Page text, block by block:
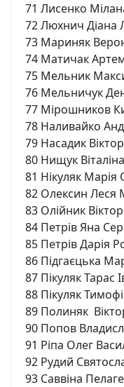
71 Лисенко
72 Люхнич Діана
73 Мариняк
74 Матичак
75 Мельник
76 Мельничук
77 Мірошников
78 Наливайко
79 Насадик
80 Нищук Віталіна
81 Нікуляк Марія
82 Олексин Леся
83 Олійник
84 Петрів Яна
85 Петрів Дарія
86 Підгаєцька
87 Пікуляк Тарас
88 Пікуляк
89 Полиняк
90 Попов
91 Ріпа Олег
92 Рудий
93 Саввіна